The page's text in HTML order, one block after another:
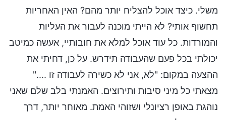
משלי. כיצד אוכל להצליח יותר מהם? האין האחריות
תחשוף אותי? לא הייתי מוכנה לעבור את העליות
והמורדות. כל עוד אוכל למלא את חובותיי, אעשה כמיטב
יכולתי בכל פעם שהעבודה תידרש. על כן, דחיתי את
ההצעה במקום: "לא, אני לא כשירה לעבודה זו ...."
מצאתי כל מיני סיבות ותירוצים. האמנתי בלב שלם שאני
נוהגת באופן רציונלי ושזוהי האמת. מאוחר יותר, דרך